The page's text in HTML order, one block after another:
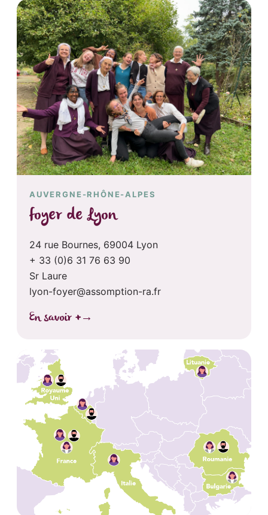
AUVERGNE-RHÔNE-ALPES
foyer de Lyon
24 rue Bournes, 69004 Lyon
+ 33 (0)6 31 76 63 90
Sr Laure
lyon-foyer@assomption-ra.fr
En savoir +→